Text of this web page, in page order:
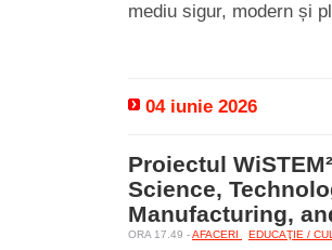
mediu sigur, modern și
04 iunie 2026
Proiectul
Science,
Manufacturing,
ORA 17.49 -AFACERI EDUCAŢIE /